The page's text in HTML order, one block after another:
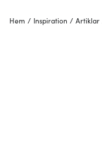
Hem / Inspiration / Artiklar